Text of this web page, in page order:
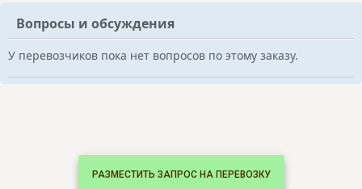
Вопросы и обсуждения
У перевозчиков пока нет вопросов по этому заказу.
РАЗМЕСТИТЬ ЗАПРОС НА ПЕРЕВОЗКУ